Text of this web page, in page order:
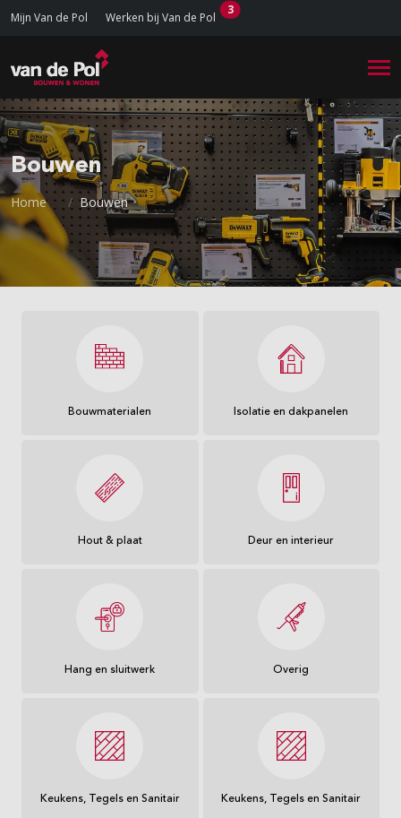
Mijn Van de Pol Werken bij Van de Pol
3
Bouwen
Home Bouwen
Bouwmaterialen Isolatie en dakpanelen
Hout & plaat Deur en interieur
Hang en sluitwerk Overig
Keukens, Tegels en Sanitair Keukens, Tegels en Sanitair